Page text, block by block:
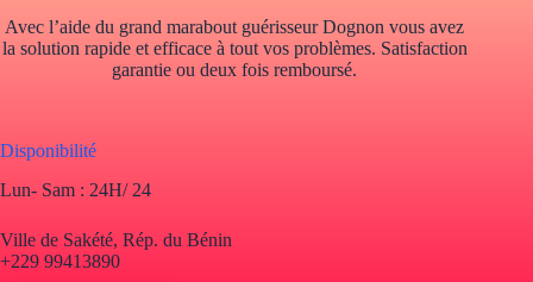
Avec l’aide du grand marabout guérisseur Dognon vous avez
la solution rapide et efficace à tout vos problèmes. Satisfaction
garantie ou deux fois remboursé.
Disponibilité
Lun- Sam : 24H/ 24
Ville de Sakété, Rép. du Bénin
+229 99413890